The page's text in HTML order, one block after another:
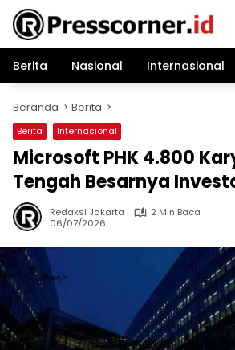
Langsung
konten
Berita
Nasional Internasional
Beranda Berita
Berita Internasional
Microsoft PHK 4.800
Tengah Besarnya
Redaksi Jakarta
2 Min Baca
06/07/2026